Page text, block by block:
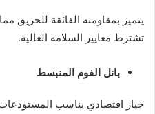
يتميز بمقاومته الفائقة للحريق
تشترط معايير السلامة العالية.
بانل الفوم المنبسط
خيار اقتصادي يناسب